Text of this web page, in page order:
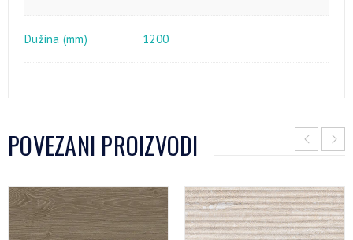
Dužina (mm) 1200
POVEZANI PROIZVODI